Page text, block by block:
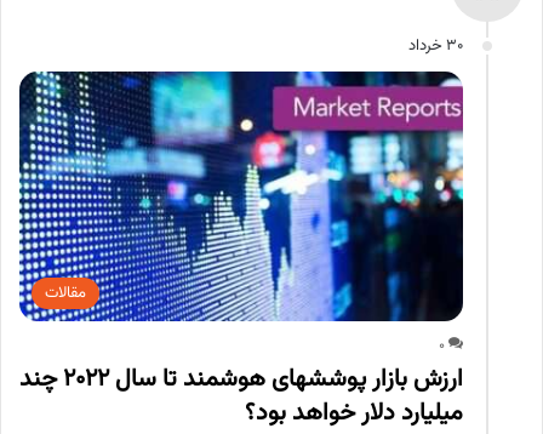
30 خرداد
مقالات
0
ارزش بازار پوششهای هوشمند تا سال 2022 چند
میلیارد دلار خواهد بود؟